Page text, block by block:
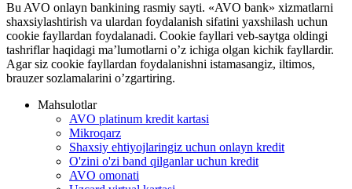
Bu AVO onlayn bankining rasmiy sayti. «AVO bank» xizmatlarni
shaxsiylashtirish va ulardan foydalanish sifatini yaxshilash uchun
cookie fayllardan foydalanadi. Cookie fayllari veb-saytga oldingi
tashriflar haqidagi ma’lumotlarni o’z ichiga olgan kichik fayllardir.
Agar siz cookie fayllardan foydalanishni istamasangiz, iltimos,
brauzer sozlamalarini o’zgartiring.
Mahsulotlar
AVO platinum kredit kartasi
Mikroqarz
Shaxsiy ehtiyojlaringiz uchun onlayn kredit
O'zini o'zi band qilganlar uchun kredit
AVO omonati